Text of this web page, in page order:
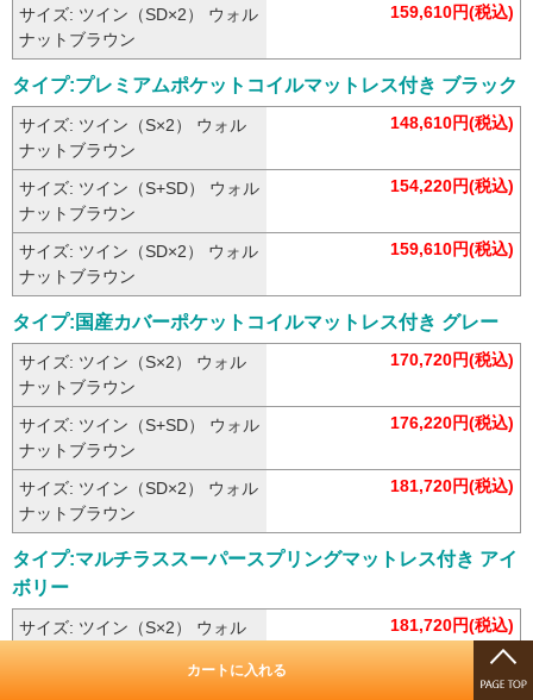
サイズ: ツイン（SD×2） ウォル
ナットブラウン
159,610円(税込)
タイプ:プレミアムポケットコイルマットレス付き ブラック
サイズ: ツイン（S×2） ウォル
ナットブラウン
148,610円(税込)
サイズ: ツイン（S+SD） ウォル
ナットブラウン
154,220円(税込)
サイズ: ツイン（SD×2） ウォル
ナットブラウン
159,610円(税込)
タイプ:国産カバーポケットコイルマットレス付き グレー
サイズ: ツイン（S×2） ウォル
ナットブラウン
170,720円(税込)
サイズ: ツイン（S+SD） ウォル
ナットブラウン
176,220円(税込)
サイズ: ツイン（SD×2） ウォル
ナットブラウン
181,720円(税込)
タイプ:マルチラススーパースプリングマットレス付き アイ
ボリー
サイズ: ツイン（S×2） ウォル
181,720円(税込)
187,330円(税込)
カートに入れる